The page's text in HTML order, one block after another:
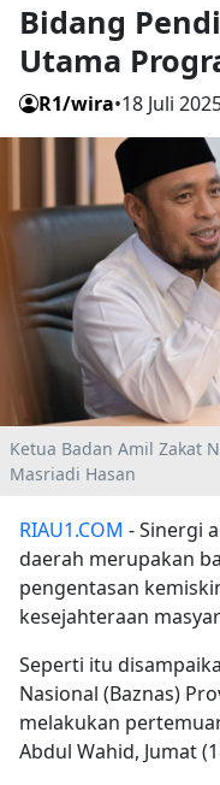
Bidang
Utama
R1/wira•18 Juli
Ketua Badan Amil Zakat
Masriadi Hasan
RIAU1.COM - Sinergi
daerah merupakan
pengentasan
kesejahteraan
Seperti itu
Nasional (Baznas)
melakukan
Abdul Wahid, Jumat